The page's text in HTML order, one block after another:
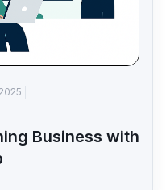
Business with